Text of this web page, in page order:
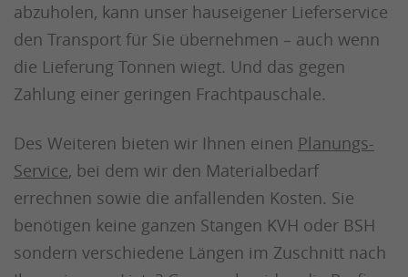
abzuholen, kann unser hauseigener Lieferservice
den Transport für Sie übernehmen – auch wenn
die Lieferung Tonnen wiegt. Und das gegen
Zahlung einer geringen Frachtpauschale.
Des Weiteren bieten wir Ihnen einen Planungs-
Service, bei dem wir den Materialbedarf
errechnen sowie die anfallenden Kosten. Sie
benötigen keine ganzen Stangen KVH oder BSH
sondern verschiedene Längen im Zuschnitt nach